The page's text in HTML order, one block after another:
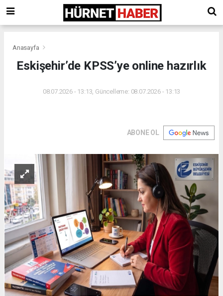
Anasayfa
Eskişehir’de KPSS’ye online hazırlık
08.07.2026 - 13:13, Güncelleme: 08.07.2026 - 13:13
ABONE OL